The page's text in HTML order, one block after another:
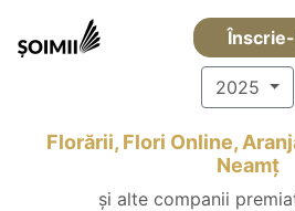
2025
Florării, Flori Online,
Neamţ
și alte companii